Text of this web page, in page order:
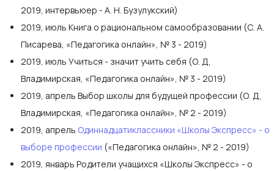
2019, интервьюер - А. Н. Бузулукский)
2019, июль Книга о рациональном самообразовании (С. А.
Писарева, «Педагогика онлайн», № 3 - 2019)
2019, июль Учиться - значит учить себя (О. Д,
Владимирская, «Педагогика онлайн», № 3 - 2019)
2019, апрель Выбор школы для будущей профессии (О. Д,
Владимирская, «Педагогика онлайн», № 2 - 2019)
2019, апрель Одиннадцатиклассники «Школы Экспресс» - о
выборе профессии («Педагогика онлайн», № 2 - 2019)
2019, январь Родители учащихся «Школы Экспресс» - о